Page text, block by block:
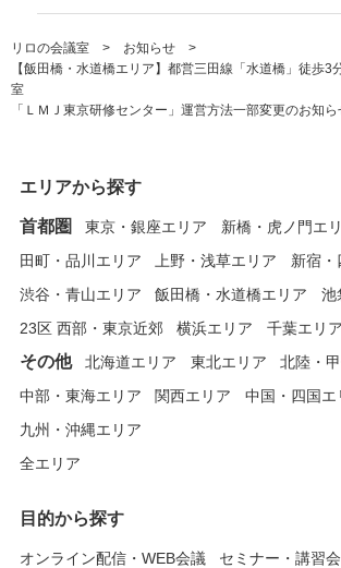
リロの会議室
お知らせ
【飯田橋・水道橋エリア】都営三田線「水道橋」徒歩3
室
「ＬＭＪ東京研修センター」運営方法一部変更のお知ら
エリアから探す
首都圏 東京・銀座エリア
新橋・虎ノ門エ
田町・品川エリア
上野・浅草エリア
新宿・
渋谷・青山エリア
飯田橋・水道橋エリア
池
23区 西部・東京近郊
横浜エリア 千葉エリア
その他 北海道エリア 東北エリア
北陸・
中部・東海エリア
関西エリア
中国・四国エ
九州・沖縄エリア
全エリア
目的から探す
オンライン配信・WEB会議 セミナー・講習会